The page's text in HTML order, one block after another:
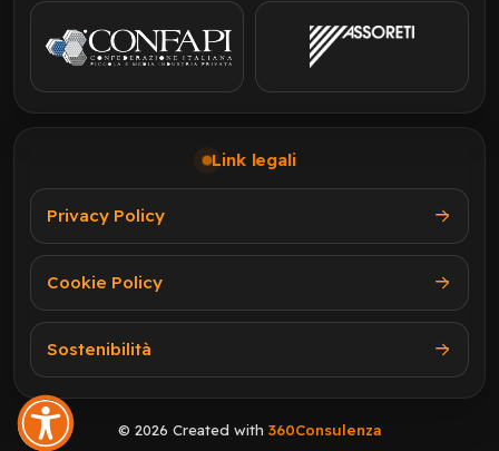
Link legali
Privacy Policy
Cookie Policy
Sostenibilità
© 2026 Created with 360Consulenza